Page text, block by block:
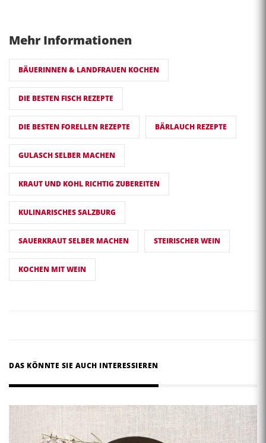
Mehr Informationen
BÄUERINNEN & LANDFRAUEN KOCHEN
DIE BESTEN FISCH REZEPTE
DIE BESTEN FORELLEN REZEPTE BÄRLAUCH REZEPTE
GULASCH SELBER MACHEN
KRAUT UND KOHL RICHTIG ZUBEREITEN
KULINARISCHES SALZBURG
SAUERKRAUT SELBER MACHEN STEIRISCHER WEIN
KOCHEN MIT WEIN
DAS KÖNNTE SIE AUCH INTERESSIEREN